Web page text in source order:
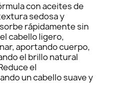
con aceites de
sedosa y
rápidamente sin
cabello ligero,
aportando cuerpo,
el brillo natural
el
un cabello suave y